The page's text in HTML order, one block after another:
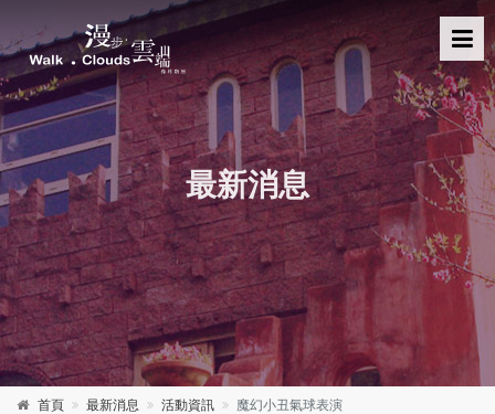
最新消息
首頁 最新消息 活動資訊 魔幻小丑氣球表演